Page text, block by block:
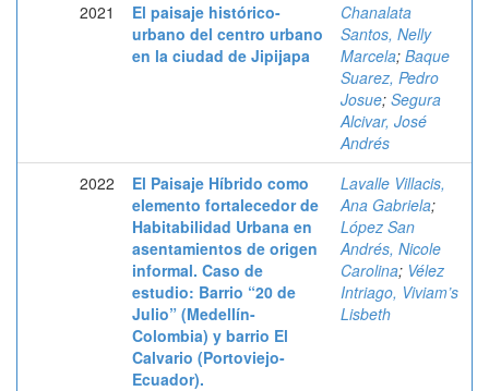
2021
El paisaje histórico-
urbano del centro urbano
en la ciudad de Jipijapa
Chanalata
Santos, Nelly
Marcela; Baque
Suarez, Pedro
Josue; Segura
Alcivar, José
Andrés
2022
El Paisaje Híbrido como
elemento fortalecedor de
Habitabilidad Urbana en
asentamientos de origen
informal. Caso de
estudio: Barrio “20 de
Julio” (Medellín-
Colombia) y barrio El
Calvario (Portoviejo-
Ecuador).
Lavalle Villacis,
Ana Gabriela;
López San
Andrés, Nicole
Carolina; Vélez
Intriago, Viviam’s
Lisbeth